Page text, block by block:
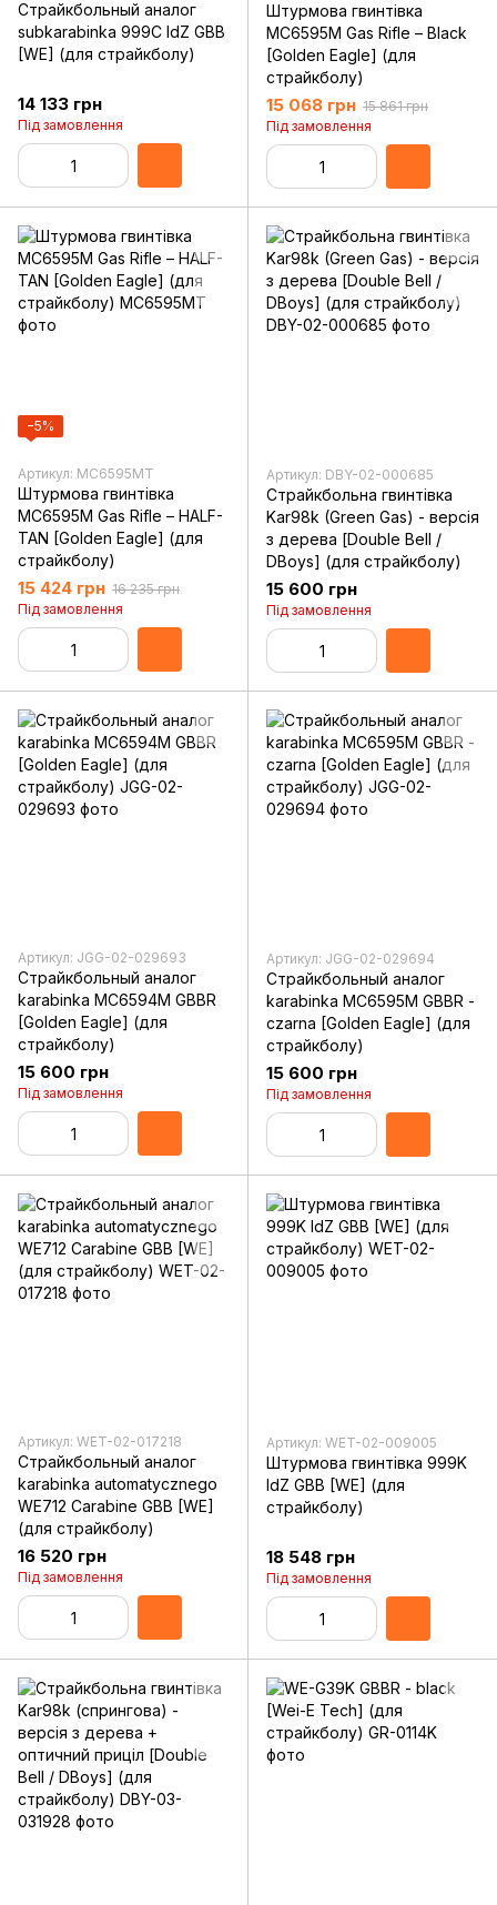
Страйкбольный аналог
subkarabinka 999C IdZ GBB
[WE] (для страйкболу)
14 133 грн
Під замовлення
Штурмова гвинтівка
MC6595M Gas Rifle – Black
[Golden Eagle] (для
страйкболу)
15 068 грн 15 861 грн
Під замовлення
−5%
Артикул: MC6595MT
Штурмова гвинтівка
MC6595M Gas Rifle – HALF-
TAN [Golden Eagle] (для
страйкболу)
15 424 грн 16 235 грн
Під замовлення
Артикул: DBY-02-000685
Страйкбольна гвинтівка
Kar98k (Green Gas) - версія
з дерева [Double Bell /
DBoys] (для страйкболу)
15 600 грн
Під замовлення
Артикул: JGG-02-029693
Страйкбольный аналог
karabinka MC6594M GBBR
[Golden Eagle] (для
страйкболу)
15 600 грн
Під замовлення
Артикул: JGG-02-029694
Страйкбольный аналог
karabinka MC6595M GBBR -
czarna [Golden Eagle] (для
страйкболу)
15 600 грн
Під замовлення
Артикул: WET-02-017218
Страйкбольный аналог
karabinka automatycznego
WE712 Carabine GBB [WE]
(для страйкболу)
16 520 грн
Під замовлення
Артикул: WET-02-009005
Штурмова гвинтівка 999K
IdZ GBB [WE] (для
страйкболу)
18 548 грн
Під замовлення